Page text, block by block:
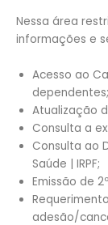
Nessa área
informações e
Acesso ao
dependentes;
Atualização
Consulta a
Consulta ao
Saúde | IRPF;
Emissão de
adesão/